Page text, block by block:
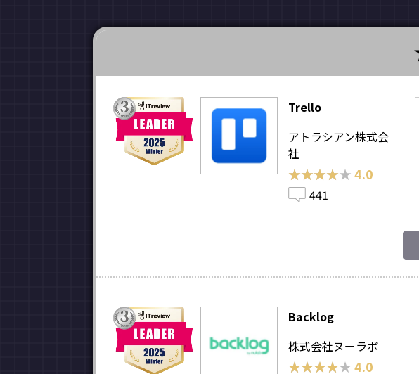
Trello
アトラシアン株式会
社
★★★★★
★★★★★ 4.0
441
Backlog
株式会社ヌーラボ
★★★★★
★★★★★ 4.0